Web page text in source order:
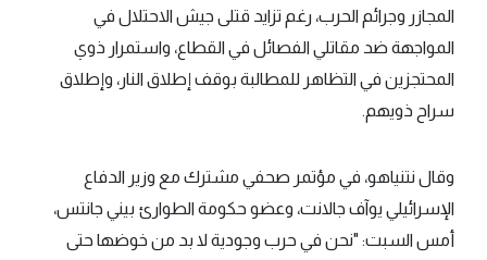
المجازر وجرائم الحرب، رغم تزايد قتلى جيش الاحتلال في
المواجهة ضد مقاتلي الفصائل في القطاع، واستمرار ذوي
المحتجزين في التظاهر للمطالبة بوقف إطلاق النار، وإطلاق
سراح ذويهم.
وقال نتنياهو، في مؤتمر صحفي مشترك مع وزير الدفاع
الإسرائيلي يوآف جالانت، وعضو حكومة الطوارئ بيني جانتس،
أمس السبت: "نحن في حرب وجودية لا بد من خوضها حتى